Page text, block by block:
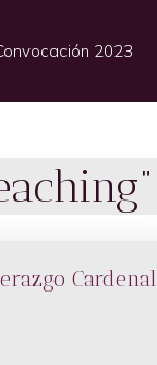
2023
Cardenal